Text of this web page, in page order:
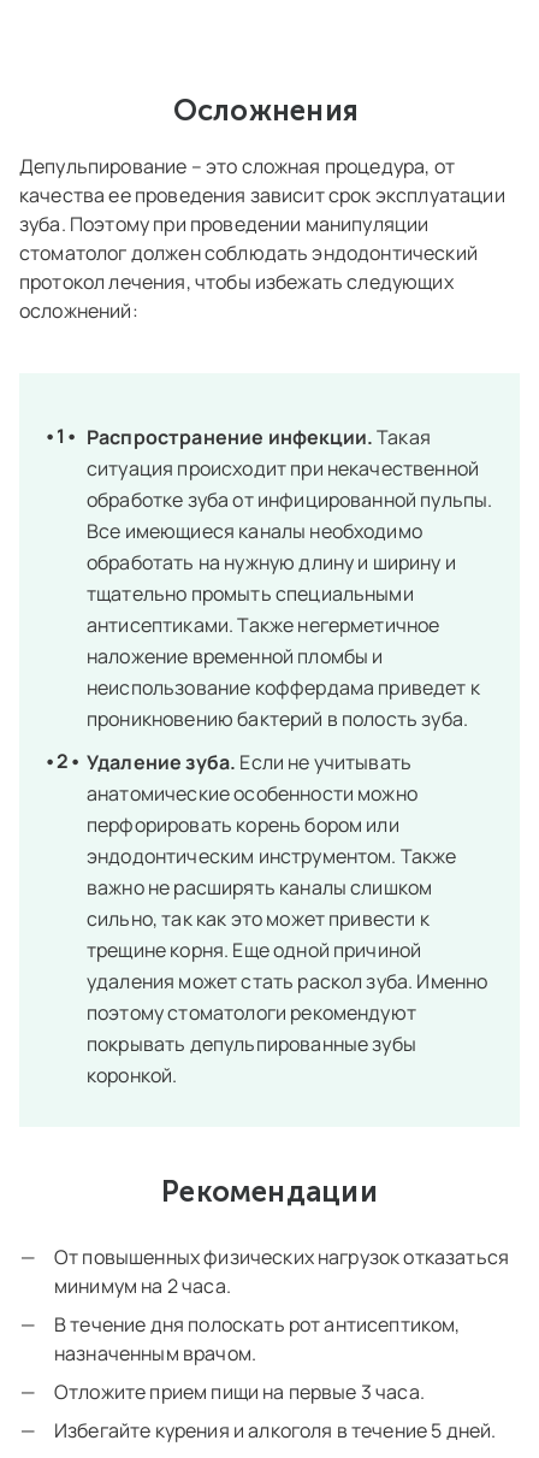
Осложнения
Депульпирование – это сложная процедура, от
качества ее проведения зависит срок эксплуатации
зуба. Поэтому при проведении манипуляции
стоматолог должен соблюдать эндодонтический
протокол лечения, чтобы избежать следующих
осложнений:
Распространение инфекции.Такая
ситуация происходит при некачественной
обработке зуба от инфицированной пульпы.
Все имеющиеся каналы необходимо
обработать на нужную длину и ширину и
тщательно промыть специальными
антисептиками. Также негерметичное
наложение временной пломбы и
неиспользование коффердама приведет к
проникновению бактерий в полость зуба.
Удаление зуба. Если не учитывать
анатомические особенности можно
перфорировать корень бором или
эндодонтическим инструментом. Также
важно не расширять каналыслишком
сильно, так как это может привести к
трещине корня. Еще одной причиной
удаления может стать раскол зуба. Именно
поэтомустоматологи рекомендуют
покрывать депульпированные зубы
коронкой.
Рекомендации
От повышенных физических нагрузок отказаться
минимум на 2 часа.
В течение дня полоскать рот антисептиком,
назначенным врачом.
Отложите прием пищи на первые 3 часа.
Избегайте курения и алкоголя в течение 5 дней.